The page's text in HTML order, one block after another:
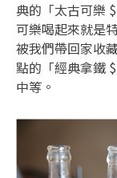
典的「太古可樂
可樂喝起來就是
被我們帶回家收
點的「經典拿鐵
中等。